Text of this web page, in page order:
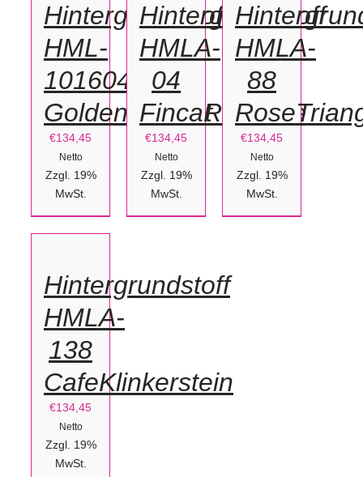
Hintergrundstoff
HML-
101604
GoldenNugget
€134,45
Netto
Zzgl. 19%
MwSt.
DETAILS
Hintergrundstoff
HMLA-
04
FincaRustique
€134,45
Netto
Zzgl. 19%
MwSt.
DETAILS
HMLA-
88
€134,45
Netto
Zzgl. 19%
MwSt.
DEN
DETAILS
Hintergrundstoff
HMLA-
138
CafeKlinkerstein
€134,45
Netto
Zzgl. 19%
MwSt.